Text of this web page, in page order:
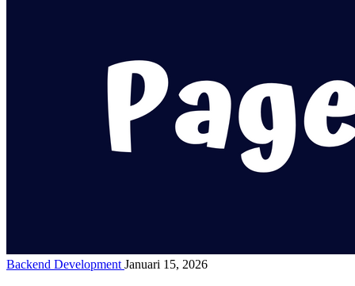
Backend Development Januari 15, 2026